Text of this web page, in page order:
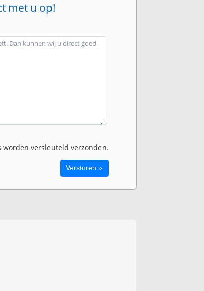
met u op!
worden versleuteld verzonden.